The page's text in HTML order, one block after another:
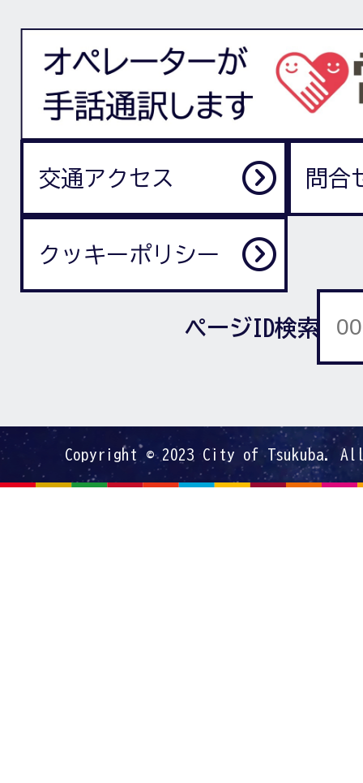
交通アクセス 問合
クッキーポリシー
ページID検索
Copyright © 2023 City of Tsukuba.